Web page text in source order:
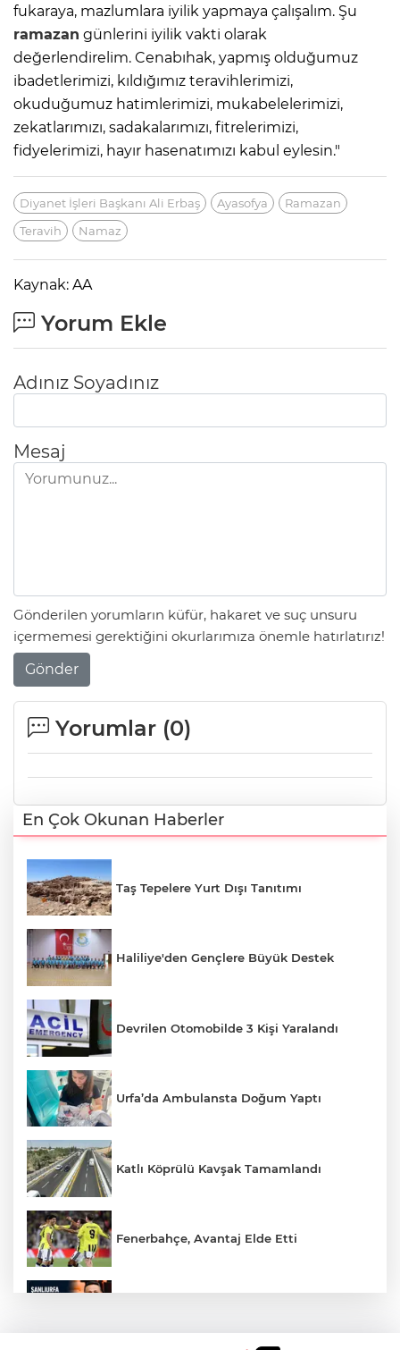
fukaraya, mazlumlara iyilik yapmaya çalışalım. Şu
ramazan günlerini iyilik vakti olarak
değerlendirelim. Cenabıhak, yapmış olduğumuz
ibadetlerimizi, kıldığımız teravihlerimizi,
okuduğumuz hatimlerimizi, mukabelelerimizi,
zekatlarımızı, sadakalarımızı, fitrelerimizi,
fidyelerimizi, hayır hasenatımızı kabul eylesin."
Diyanet İşleri Başkanı Ali Erbaş Ayasofya
Ramazan
Teravih
Namaz
Kaynak: AA
Yorum Ekle
Adınız Soyadınız
Mesaj
Gönderilen yorumların küfür, hakaret ve suç unsuru
içermemesi gerektiğini okurlarımıza önemle hatırlatırız!
Gönder
Yorumlar (0)
En Çok Okunan Haberler
Taş Tepelere Yurt Dışı Tanıtımı
Haliliye'den Gençlere Büyük Destek
Devrilen Otomobilde 3 Kişi Yaralandı
Urfa’da Ambulansta Doğum Yaptı
Katlı Köprülü Kavşak Tamamlandı
Fenerbahçe, Avantaj Elde Etti